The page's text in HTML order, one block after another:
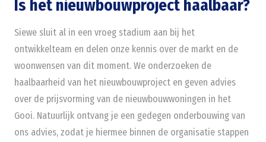
Is het nieuwbouwproject haalbaar?
Siewe sluit al in een vroeg stadium aan bij het
ontwikkelteam en delen onze kennis over de markt en de
woonwensen van dit moment. We onderzoeken de
haalbaarheid van het nieuwbouwproject en geven advies
over de prijsvorming van de nieuwbouwwoningen in het
Gooi. Natuurlijk ontvang je een gedegen onderbouwing van
ons advies, zodat je hiermee binnen de organisatie stappen